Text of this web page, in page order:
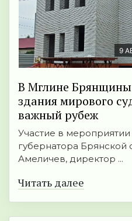
9
В Мглине Брянщины
здания мирового
важный рубеж
Участие в
губернатора Брянской
Амеличев, директор ...
Читать далее